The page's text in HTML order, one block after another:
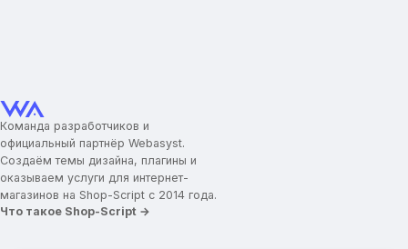
Высота товара в списке thumbs
Быстрый просмотр
Показывать по
Новостная лента
Внеший вид кнопки купить
Команда разработчиков и
официальный партнёр Webasyst.
Создаём темы дизайна, плагины и
оказываем услуги для интернет-
магазинов на Shop-Script с 2014 года.
Что такое Shop-Script →